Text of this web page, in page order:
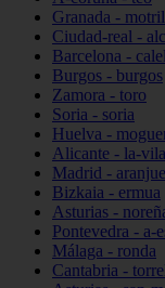
Granada - motril
Ciudad-real -
Barcelona -
Burgos - burgos
Zamora - toro
Soria - soria
Huelva -
Alicante - la-
Madrid -
Bizkaia - ermua
Asturias -
Pontevedra - a-
Málaga - ronda
Cantabria -